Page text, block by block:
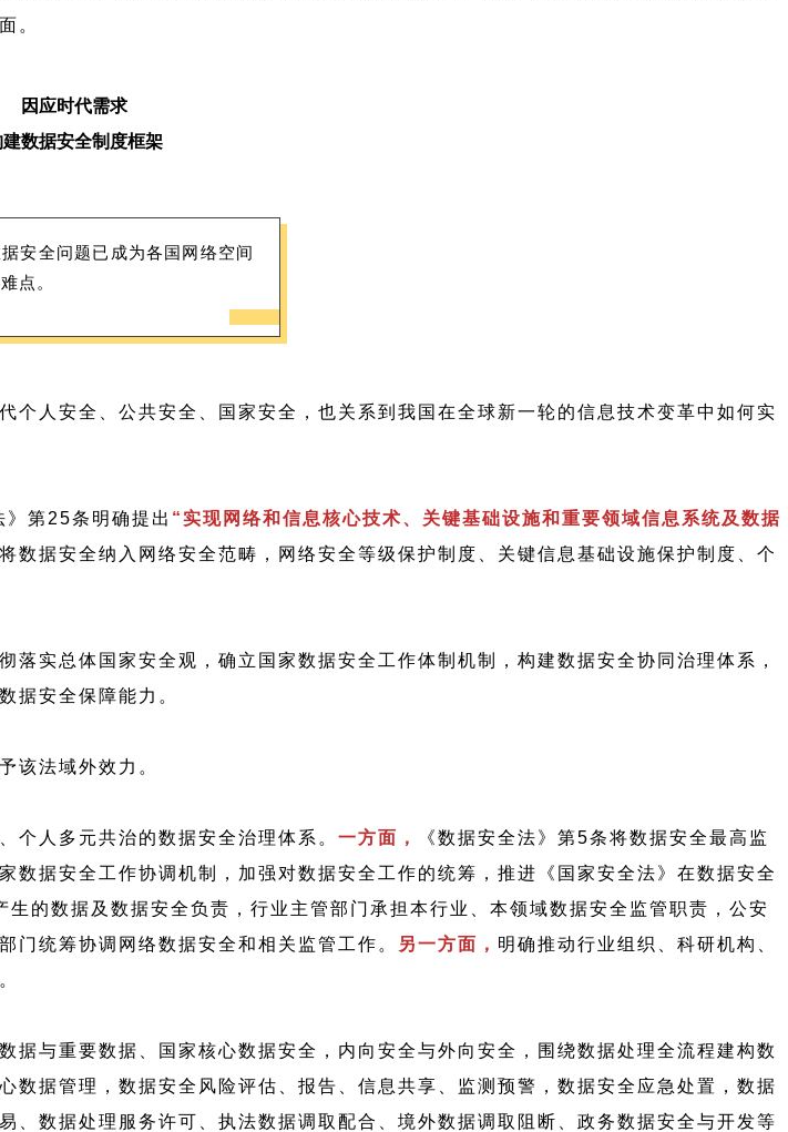
。
因应时代需求
建数据安全制度框架
安全问题已成为各国网络空间
点。
人安全、公共安全、国家安全，也关系到我国在全球新一轮的信息技术变革中如何实
第25条明确提出 “实现网络和信息核心技术、关键基础设施和重要领域信息系统及数据
据安全纳入网络安全范畴，网络安全等级保护制度、关键信息基础设施保护制度、个
实总体国家安全观，确立国家数据安全工作体制机制，构建数据安全协同治理体系，
据安全保障能力。
该法域外效力。
个人多元共治的数据安全治理体系。 一方面，
《数据安全法》第5条将数据安全最高监
据安全工作协调机制，加强对数据安全工作的统筹，推进《国家安全法》在数据安全
的数据及数据安全负责，行业主管部门承担本行业、本领域数据安全监管职责，公安
门统筹协调网络数据安全和相关监管工作。
另一方面， 明确推动行业组织、科研机构、
与重要数据、国家核心数据安全，内向安全与外向安全，围绕数据处理全流程建构数
据管理，数据安全风险评估、报告、信息共享、监测预警，数据安全应急处置，数据
数据处理服务许可、执法数据调取配合、境外数据调取阻断、政务数据安全与开发等